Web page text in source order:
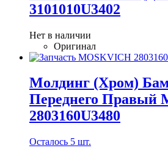
3101010U3402
Нет в наличии
Оригинал
Молдинг (Хром)
Переднего Правый
2803160U3480
Осталось 5 шт.